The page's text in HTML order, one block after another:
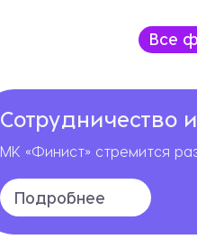
Все
Сотрудничество
МК «Финист» стремится
Подробнее